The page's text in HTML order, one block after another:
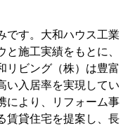
です。大和ハウス工業
と施工実績をもとに、
リビング（株）は豊富
い入居率を実現してい
により、リフォーム事
賃貸住宅を提案し、長